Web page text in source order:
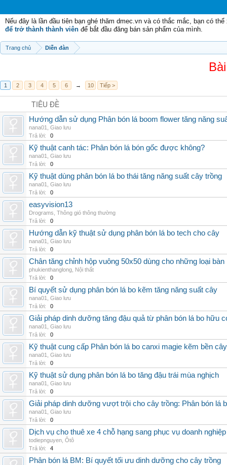
Nếu đây là lần đầu tiên bạn ghé thăm dmec.vn và có thắc mắc, bạn có
để trở thành thành viên để bắt đầu đăng bán sản phẩm của mình.
Trang chủ Diễn đàn
1 2 3 4 5 6 → 10 Tiếp >
TIÊU ĐỀ
Hướng dẫn sử dụng Phân bón lá boom flower tăng năng
nana01
Giao lưu
Trả lời:
0
Kỹ thuật canh tác: Phân bón lá bón gốc được không?
nana01
Giao lưu
Trả lời:
0
Kỹ thuật dùng phân bón lá bo thái tăng năng suất cây trồng
nana01
Giao lưu
Trả lời:
0
easyvision13
Drograms Thông gió thông thường
Trả lời:
0
Hướng dẫn kỹ thuật sử dụng phân bón lá bo tech cho cây
nana01
Giao lưu
Trả lời:
0
Chân tăng chỉnh hộp vuông 50x50 dùng cho những loại bàn
phukienthanglong Nội thất
Trả lời:
0
Bí quyết sử dụng phân bón lá bo kẽm tăng năng suất cây
nana01
Giao lưu
Trả lời:
0
Giải pháp dinh dưỡng tăng đậu quả từ phân bón lá bo hữu
nana01
Giao lưu
Trả lời:
0
Kỹ thuật cung cấp Phân bón lá bo canxi magie kẽm bền cây
nana01
Giao lưu
Trả lời:
0
Kỹ thuật sử dụng phân bón lá bo tăng đậu trái mùa nghịch
nana01
Giao lưu
Trả lời:
0
Giải pháp dinh dưỡng vượt trội cho cây trồng: Phân bón lá
nana01
Giao lưu
Trả lời:
0
Dịch vụ cho thuê xe 4 chỗ hạng sang phục vụ doanh
todiepnguyen Ôtô
Trả lời:
4
Phân bón lá BM: Bí quyết tối ưu dinh dưỡng cho cây trồng